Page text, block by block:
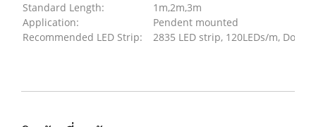
Standard Length:
Application:
Recommended LED Strip:
1m,2m,3m
Pendent mounted
2835 LED strip, 120LEDs/m,